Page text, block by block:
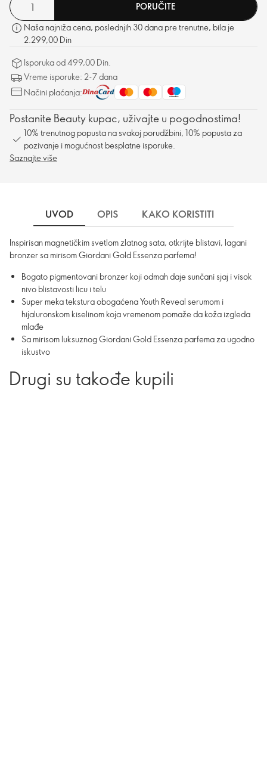
PORUČITE
Naša najniža cena, poslednjih 30 dana pre trenutne, bila je
2.299,00 Din
Isporuka od 499,00 Din.
Vreme isporuke: 2-7 dana
Načini plaćanja:
Postanite Beauty kupac, uživajte u pogodnostima!
10% trenutnog popusta na svakoj porudžbini, 10% popusta za
pozivanje i mogućnost besplatne isporuke.
Saznajte više
UVOD OPIS KAKO KORISTITI
Inspirisan magnetičkim svetlom zlatnog sata, otkrijte blistavi, lagani
bronzer sa mirisom Giordani Gold Essenza parfema!
Bogato pigmentovani bronzer koji odmah daje sunčani sjaj i visok
nivo blistavosti licu i telu
Super meka tekstura obogaćena Youth Reveal serumom i
hijaluronskom kiselinom koja vremenom pomaže da koža izgleda
mlađe
Sa mirisom luksuznog Giordani Gold Essenza parfema za ugodno
iskustvo
Drugi su takođe kupili